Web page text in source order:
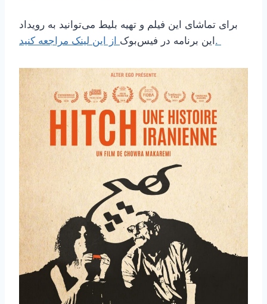
برای تماشای این فیلم و تهیه بلیط می‌توانید به رویداد
این برنامه در فیس‌بوک از این لینک مراجعه کنید.